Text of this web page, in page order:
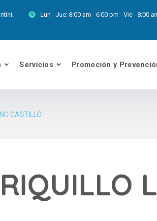
Lun - Jue: 8:00 am - 6:00 pm - Vie - 8:00
Servicios Promoción y
CASTILLO